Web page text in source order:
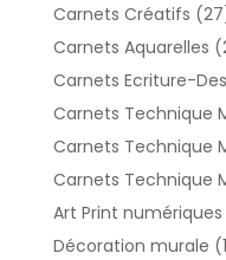
Carnets Créatifs 27
Carnets Aquarelles
Carnets Ecriture-
Carnets Technique
Carnets Technique
Carnets Technique
Art Print numériques
Décoration murale